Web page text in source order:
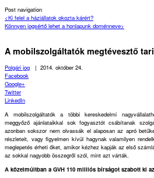
Post navigation
<Ki felel a háziállatok okozta kárért?
Könnyen jogsértő lehet a honlapunk doménneve>
A mobilszolgáltatók megtévesztő
Polgári jog | 2014. október 24.
Facebook
Google+
Twitter
LinkedIn
A mobilszolgáltatók a többi kereskedelmi
meggyőző ajánlataikkal sok fogyasztót csábítanak
azonban sokszor nem olvassák el alaposan az apró
részleteit, vagy figyelmen kívül hagynak valamilyen
meglepetés érheti őket, amikor kézhez kapják az első
az sokkal nagyobb összegről szól, mint azt várták.
A közelmúltban a GVH 110 milliós bírságot szabott ki